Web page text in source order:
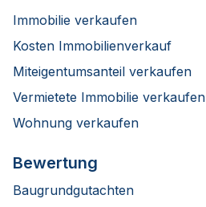
Immobilie verkaufen
Kosten Immobilienverkauf
Miteigentumsanteil verkaufen
Vermietete Immobilie verkaufen
Wohnung verkaufen
Bewertung
Baugrundgutachten